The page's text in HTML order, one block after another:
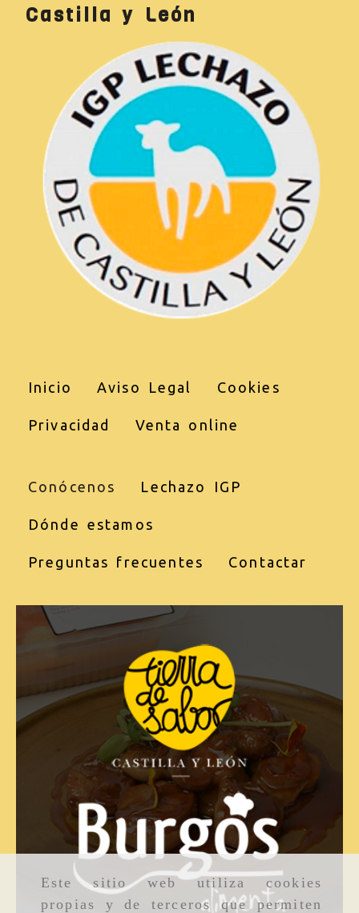
Este sitio web utiliza cookies
propias y de terceros que permiten
Castilla y León
Inicio Aviso Legal Cookies
Privacidad Venta online
Conócenos Lechazo IGP
Dónde estamos
Preguntas frecuentes Contactar